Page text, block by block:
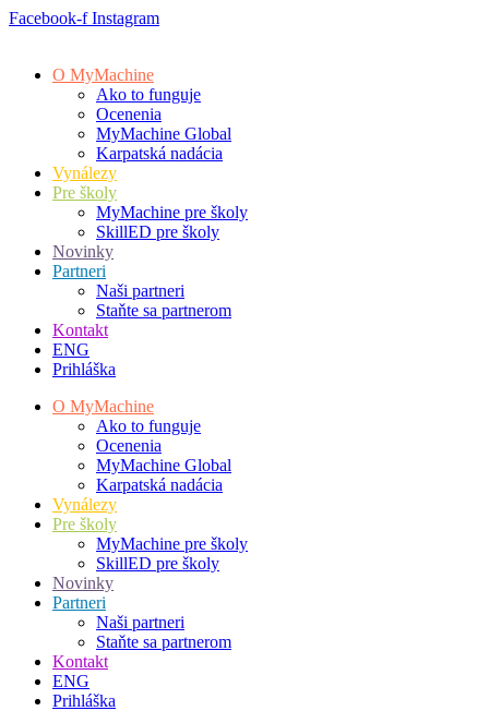
Preskočiť
Facebook-f Instagram
O MyMachine
Ako to funguje
Ocenenia
MyMachine Global
Karpatská nadácia
Vynálezy
Pre školy
MyMachine pre školy
SkillED pre školy
Novinky
Partneri
Naši partneri
Staňte sa partnerom
Kontakt
ENG
Prihláška
O MyMachine
Ako to funguje
Ocenenia
MyMachine Global
Karpatská nadácia
Vynálezy
Pre školy
MyMachine pre školy
SkillED pre školy
Novinky
Partneri
Naši partneri
Staňte sa partnerom
Kontakt
ENG
Prihláška